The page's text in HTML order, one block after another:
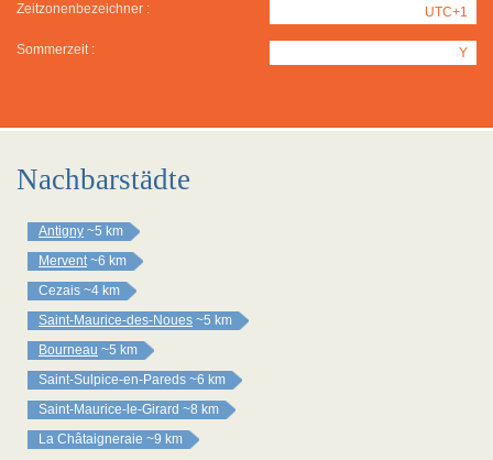
Zeitzonenbezeichner : UTC+1
Sommerzeit : Y
Nachbarstädte
Antigny ~5 km
Mervent ~6 km
Cezais ~4 km
Saint-Maurice-des-Noues ~5 km
Bourneau ~5 km
Saint-Sulpice-en-Pareds ~6 km
Saint-Maurice-le-Girard ~8 km
La Châtaigneraie ~9 km